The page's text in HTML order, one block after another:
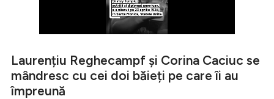
Laurențiu Reghecampf și Corina Caciuc se
mândresc cu cei doi băieți pe care îi au
împreună